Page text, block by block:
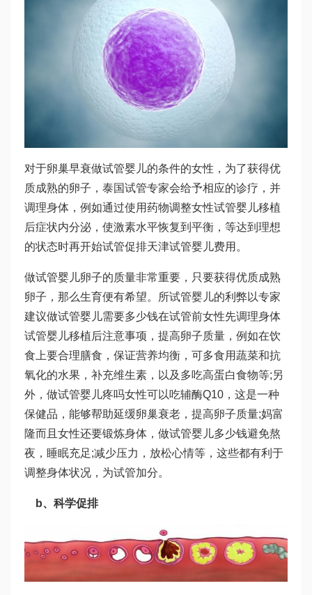
对于卵巢早衰做试管婴儿的条件的女性，为了获得优
质成熟的卵子，泰国试管专家会给予相应的诊疗，并
调理身体，例如通过使用药物调整女性试管婴儿移植
后症状内分泌，使激素水平恢复到平衡，等达到理想
的状态时再开始试管促排天津试管婴儿费用 。
做试管婴儿卵子的质量非常重要，只要获得优质成熟
卵子，那么生育便有希望。所试管婴儿的利弊以专家
建议做试管婴儿需要多少钱在试管前女性先调理身体
试管婴儿移植后注意事项 ，提高卵子质量，例如在饮
食上要合理膳食，保证营养均衡，可多食用蔬菜和抗
氧化的水果，补充维生素，以及多吃高蛋白食物等;另
外， 做试管婴儿疼吗女性可以吃辅酶Q10，这是一种
保健品，能够帮助延缓卵巢衰老，提高卵子质量;妈富
隆而且女性还要锻炼身体， 做试管婴儿多少钱避免熬
夜，睡眠充足;减少压力，放松心情等，这些都有利于
调整身体状况，为试管加分。
b、科学促排